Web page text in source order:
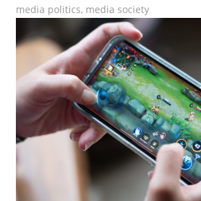
media politics, media society